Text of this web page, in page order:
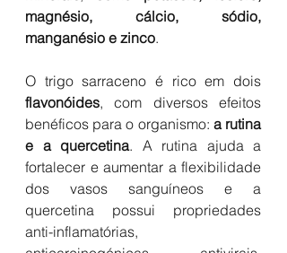
magnésio, cálcio, sódio,
manganésio e zinco.
flavonóides, com diversos efeitos
benéficos para o organismo: a rutina
e a quercetina. A rutina ajuda a
fortalecer e aumentar a flexibilidade
dos vasos sanguíneos e a
quercetina possui propriedades
anti-inflamatórias,